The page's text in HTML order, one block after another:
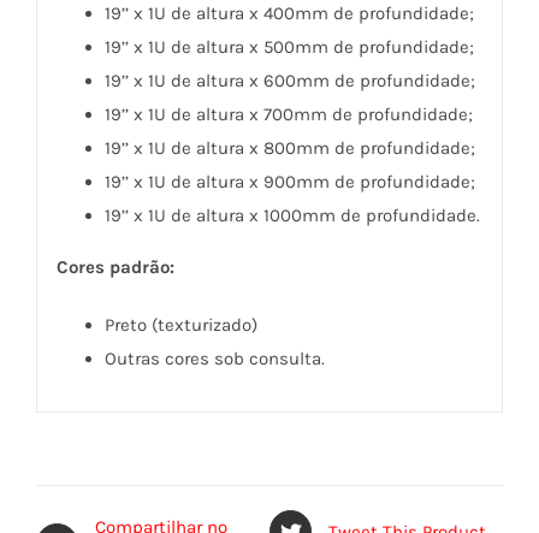
19’’ x 1U de altura x 400mm de profundidade;
19’’ x 1U de altura x 500mm de profundidade;
19’’ x 1U de altura x 600mm de profundidade;
19’’ x 1U de altura x 700mm de profundidade;
19’’ x 1U de altura x 800mm de profundidade;
19’’ x 1U de altura x 900mm de profundidade;
19’’ x 1U de altura x 1000mm de profundidade.
Cores padrão:
Preto (texturizado)
Outras cores sob consulta.
Compartilhar no